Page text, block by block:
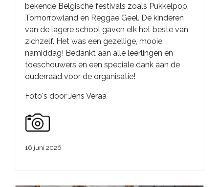
bekende Belgische festivals zoals Pukkelpop,
Tomorrowland en Reggae Geel. De kinderen
van de lagere school gaven elk het beste van
zichzelf. Het was een gezellige, mooie
namiddag! Bedankt aan alle leerlingen en
toeschouwers en een speciale dank aan de
ouderraad voor de organisatie!
Foto's door Jens Veraa
16 juni 2026